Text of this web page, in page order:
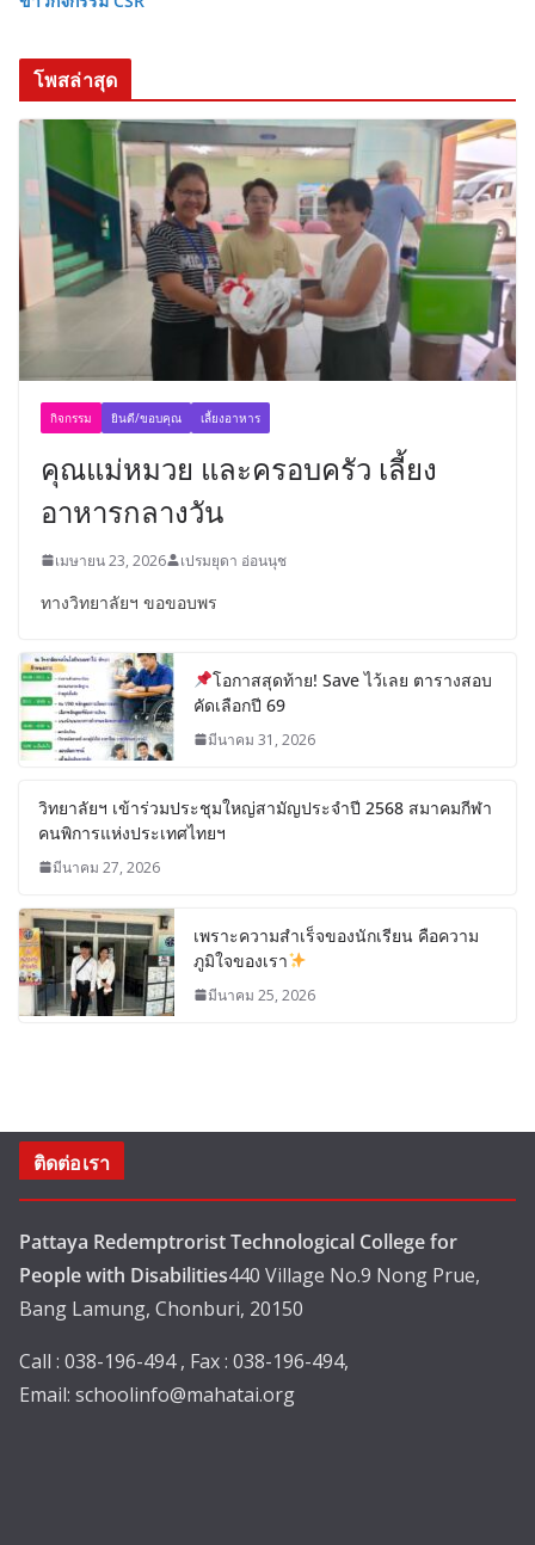
โพสล่าสุด
กิจกรรม ยินดี/ขอบคุณ เลี้ยงอาหาร
คุณแม่หมวย และครอบครัว เลี้ยง
อาหารกลางวัน
เมษายน 23, 2026 เปรมยุดา อ่อนนุช
ทางวิทยาลัยฯ ขอขอบพร
โอกาสสุดท้าย! Save ไว้เลย ตารางสอบ
คัดเลือกปี 69
มีนาคม 31, 2026
วิทยาลัยฯ เข้าร่วมประชุมใหญ่สามัญประจำปี 2568 สมาคมกีฬา
คนพิการแห่งประเทศไทยฯ
มีนาคม 27, 2026
เพราะความสำเร็จของนักเรียน คือความ
ภูมิใจของเรา
มีนาคม 25, 2026
ติดต่อเรา
Pattaya Redemptrorist Technological College for
People with Disabilities440 Village No.9 Nong Prue,
Bang Lamung, Chonburi, 20150
Call : 038-196-494 , Fax : 038-196-494,
Email: schoolinfo@mahatai.org